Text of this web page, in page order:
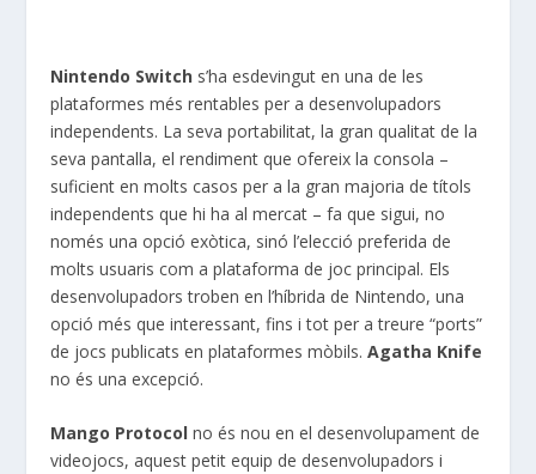
Nintendo Switch s’ha esdevingut en una de les
plataformes més rentables per a desenvolupadors
independents. La seva portabilitat, la gran qualitat de la
seva pantalla, el rendiment que ofereix la consola –
suficient en molts casos per a la gran majoria de títols
independents que hi ha al mercat – fa que sigui, no
només una opció exòtica, sinó l’elecció preferida de
molts usuaris com a plataforma de joc principal. Els
desenvolupadors troben en l’híbrida de Nintendo, una
opció més que interessant, fins i tot per a treure “ports”
de jocs publicats en plataformes mòbils.Agatha Knife
no és una excepció.
Mango Protocol no és nou en el desenvolupament de
videojocs, aquest petit equip de desenvolupadors i